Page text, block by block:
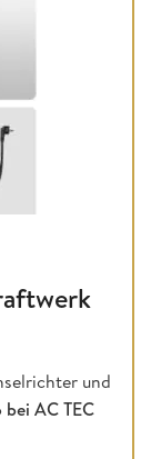
und
AC TEC